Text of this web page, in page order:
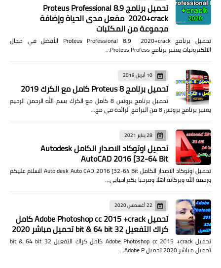
تحميل برنامج Proteus Professional 8.9
2020+crack مفعل مدى الحياة وإضافة
مجموعة من المكتبات
تحميل برنامج Proteus Professional 8.9 2020+crack الأفضل في مجال
الالكترونيات يعتبر برنامج Proteus Profess…
10 أبريل 2019
تحميل برنامج Proteus 8 كامل مع الكرك 2019
تحميل برنامج بروتس 8 كامل مع الكرك بسم الله الرحمن الرحيم
يعتبر برنامج بروتس 8 من البرامج الرائدة في مج…
28 يناير 2021
تحميل اوتوكاد الاصدار الكامل Autodesk
AutoCAD 2016 [32-64 Bit
تحميل اوتوكاد الاصدار الكامل Auto desk Auto CAD 2016 [32-64 Bit السلام عليكم
ورحمة الله وبركاتة،اهلا ومرحبا بكم احبابي…
22 أغسطس 2020
تحميل Adobe Photoshop cc 2015 +crack كامل
كراك التفعيل 32 bit & 64 bit تحميل مباشر 2020
تحميل Adobe Photoshop cc 2015 +crack كامل كراك التفعيل 32 bit & 64 bit
تحميل مباشر 2020 تحميل Adobe P…